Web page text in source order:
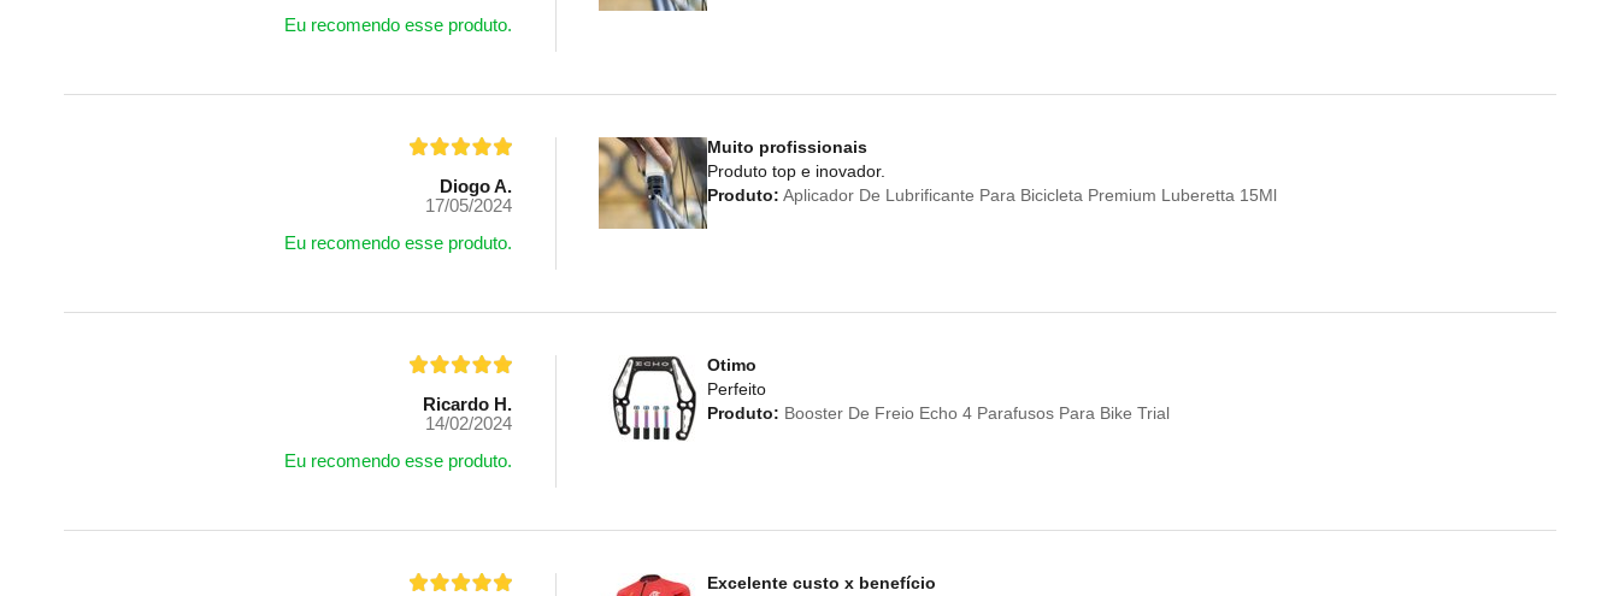
Eu recomendo esse produto.
Diogo A.
17/05/2024
Eu recomendo esse produto.
Muito profissionais
Produto top e inovador.
Produto: Aplicador De Lubrificante Para Bicicleta Premium Luberetta 15Ml
Ricardo H.
14/02/2024
Eu recomendo esse produto.
Otimo
Perfeito
Produto: Booster De Freio Echo 4 Parafusos Para Bike Trial
Excelente custo x benefício